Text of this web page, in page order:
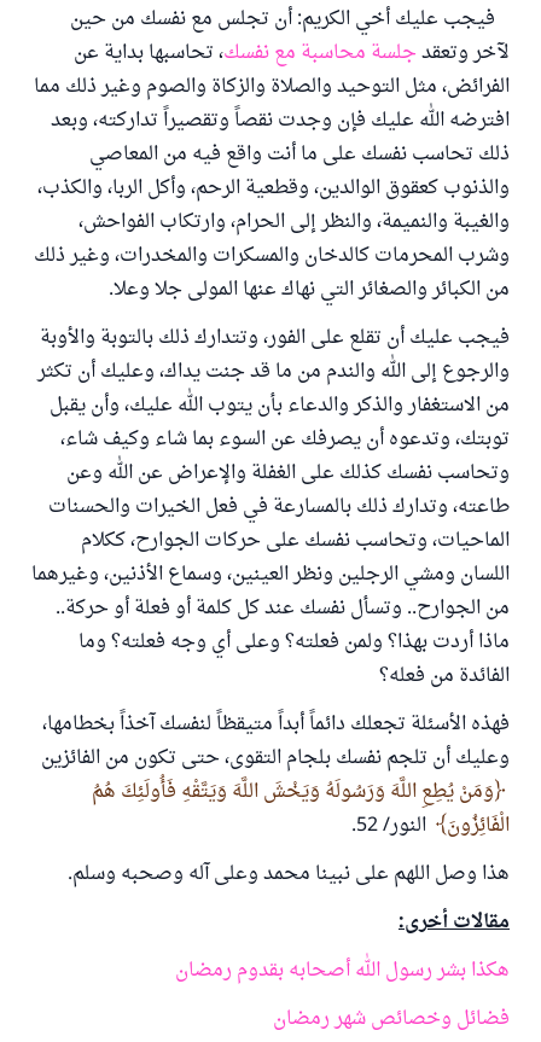
فيجب عليك أخي الكريم: أن تجلس مع نفسك من حين
لآخر وتعقدجلسة محاسبة مع نفسك، تحاسبها بداية عن
الفرائض، مثل التوحيد والصلاة والزكاة والصوم وغير ذلك مما
افترضه الله عليك فإن وجدت نقصاً وتقصيراً تداركته، وبعد
ذلك تحاسب نفسك على ما أنت واقع فيه من المعاصي
والذنوب كعقوق الوالدين، وقطعية الرحم، وأكل الربا، والكذب،
والغيبة والنميمة، والنظر إلى الحرام، وارتكاب الفواحش،
وشرب المحرمات كالدخان والمسكرات والمخدرات، وغير ذلك
من الكبائر والصغائر التي نهاك عنها المولى جلا وعلا.
فيجب عليك أن تقلع على الفور، وتتدارك ذلك بالتوبة والأوبة
والرجوع إلى الله والندم من ما قد جنت يداك، وعليك أن تكثر
من الاستغفار والذكر والدعاء بأن يتوب الله عليك، وأن يقبل
توبتك، وتدعوه أن يصرفك عن السوء بما شاء وكيف شاء،
وتحاسب نفسك كذلك على الغفلة والإعراض عن الله وعن
طاعته، وتدارك ذلك بالمسارعة في فعل الخيرات والحسنات
الماحيات، وتحاسب نفسك على حركات الجوارح، ككلام
اللسان ومشي الرجلين ونظر العينين، وسماع الأذنين، وغيرهما
من الجوارح.. وتسأل نفسك عند كل كلمة أو فعلة أو حركة..
ماذا أردت بهذا؟ ولمن فعلته؟ وعلى أي وجه فعلته؟ وما
الفائدة من فعله؟
فهذه الأسئلة تجعلك دائماً أبداً متيقظاً لنفسك آخذاً بخطامها،
وعليك أن تلجم نفسك بلجام التقوى، حتى تكون من الفائزين
وَمَنْ يُطِعِ اللَّهَ وَرَسُولَهُ وَيَخْشَ اللَّهَ وَيَتَّقْهِ فَأُولَئِكَ هُمُ
الْفَائِزُونَ النور/ 52.
هذا وصل اللهم على نبينا محمد وعلى آله وصحبه وسلم.
مقالات أخرى:
هكذا بشر رسول الله أصحابه بقدوم رمضان
فضائل وخصائص شهر رمضان